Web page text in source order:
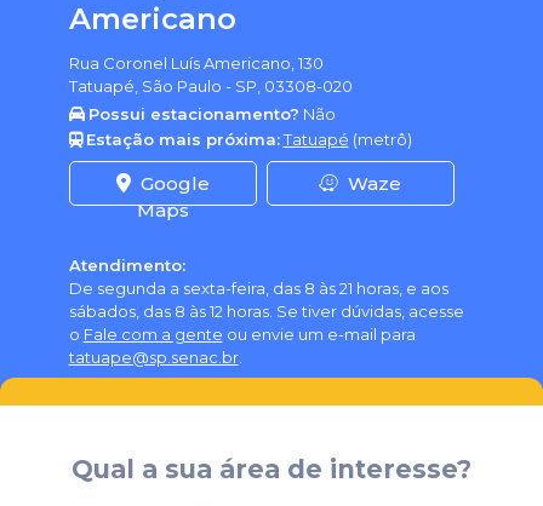
Americano
Rua Coronel Luís Americano, 130
Tatuapé, São Paulo - SP, 03308-020
Possui estacionamento? Não
Estação mais próxima:Tatuapé (metrô)
Google
Maps
Waze
Atendimento:
De segunda a sexta-feira, das 8 às 21 horas, e aos
sábados, das 8 às 12 horas. Se tiver dúvidas, acesse
o Fale com a gente ou envie um e-mail para
tatuape@sp.senac.br.
Qual a sua área de interesse?